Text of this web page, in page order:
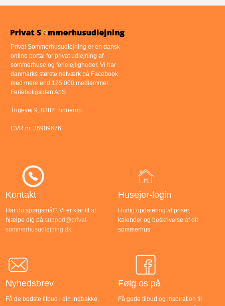
Privat Sommerhusudlejning er en dansk
online portal for privat udlejning af
sommerhuse og ferielejligheder. Vi har
danmarks største netværk på Facebook
med mere end 125.000 medlemmer.
Ferieboligsiden ApS
Trigevej 9, 8382 Hinnerup
CVR nr. 36909676
Kontakt
Har du spørgsmål? Vi er klar til at
hjælpe dig på support@privat-
sommerhusudlejning.dk
Husejer-login
Hurtig opdatering af priser,
kalender og beskrivelse af dit
sommerhus
Nyhedsbrev
Få de bedste tilbud i din indbakke.
Følg os på
Få gode tilbud og inspiration til